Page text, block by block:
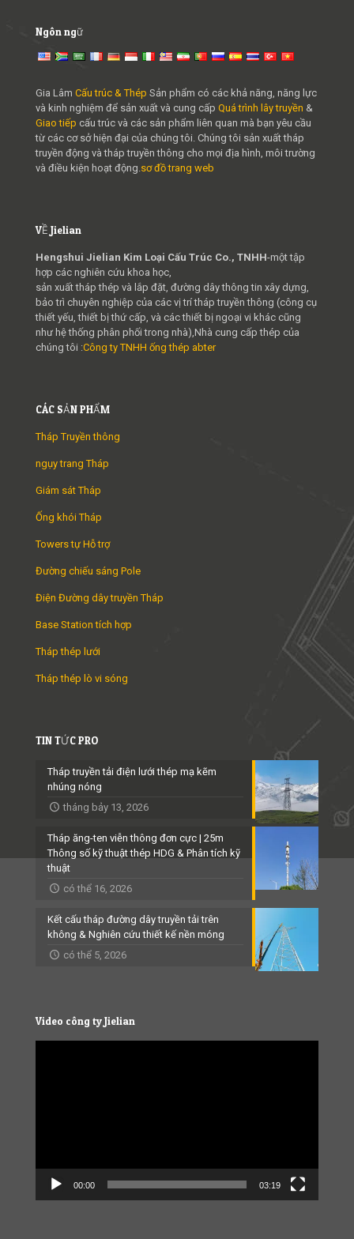
Ngôn ngữ
Gia Lâm Cấu trúc & Thép Sản phẩm có các khả năng, năng lực
và kinh nghiệm để sản xuất và cung cấp Quá trình lây truyền &
Giao tiếp cấu trúc và các sản phẩm liên quan mà bạn yêu cầu
từ các cơ sở hiện đại của chúng tôi. Chúng tôi sản xuất tháp
truyền động và tháp truyền thông cho mọi địa hình, môi trường
và điều kiện hoạt động.sơ đồ trang web
VỀ Jielian
Hengshui Jielian Kim Loại Cấu Trúc Co., TNHH-một tập
hợp các nghiên cứu khoa học,
sản xuất tháp thép và lắp đặt, đường dây thông tin xây dựng,
bảo trì chuyên nghiệp của các vị trí tháp truyền thông (công cụ
thiết yếu, thiết bị thứ cấp, và các thiết bị ngoại vi khác cũng
như hệ thống phân phối trong nhà),Nhà cung cấp thép của
chúng tôi :Công ty TNHH ống thép abter
CÁC SẢN PHẨM
Tháp Truyền thông
ngụy trang Tháp
Giám sát Tháp
Ống khói Tháp
Towers tự Hỗ trợ
Đường chiếu sáng Pole
Điện Đường dây truyền Tháp
Base Station tích hợp
Tháp thép lưới
Tháp thép lò vi sóng
TIN TỨC PRO
Tháp truyền tải điện lưới thép mạ kẽm
nhúng nóng
tháng bảy 13, 2026
Tháp ăng-ten viễn thông đơn cực | 25m
Thông số kỹ thuật thép HDG & Phân tích kỹ
thuật
có thể 16, 2026
Kết cấu tháp đường dây truyền tải trên
không & Nghiên cứu thiết kế nền móng
có thể 5, 2026
Video công ty Jielian
00:00 03:19